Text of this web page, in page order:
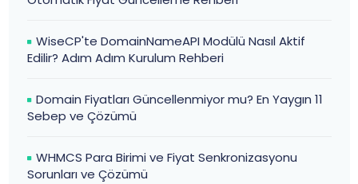
WiseCP'te DomainNameAPI Modülü Nasıl Aktif
Edilir? Adım Adım Kurulum Rehberi
Domain Fiyatları Güncellenmiyor mu? En Yaygın 11
Sebep ve Çözümü
WHMCS Para Birimi ve Fiyat Senkronizasyonu
Sorunları ve Çözümü